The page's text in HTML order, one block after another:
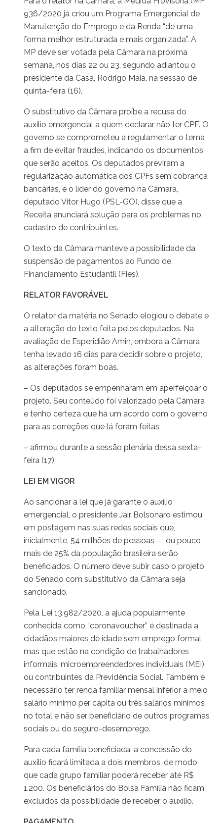
936/2020 já criou um Programa Emergencial de
Manutenção do Emprego e da Renda “de uma
forma melhor estruturada e mais organizada”. A
MP deve ser votada pela Câmara na próxima
semana, nos dias 22 ou 23, segundo adiantou o
presidente da Casa, Rodrigo Maia, na sessão de
quinta-feira (16).
O substitutivo da Câmara proíbe a recusa do
auxílio emergencial a quem declarar não ter CPF. O
governo se comprometeu a regulamentar o tema
a fim de evitar fraudes, indicando os documentos
que serão aceitos. Os deputados previram a
regularização automática dos CPFs sem cobrança
bancárias, e o líder do governo na Câmara,
deputado Vitor Hugo (PSL-GO), disse que a
Receita anunciará solução para os problemas no
cadastro de contribuintes.
O texto da Câmara manteve a possibilidade da
suspensão de pagamentos ao Fundo de
Financiamento Estudantil (Fies).
RELATOR FAVORÁVEL
O relator da matéria no Senado elogiou o debate e
a alteração do texto feita pelos deputados. Na
avaliação de Esperidião Amin, embora a Câmara
tenha levado 16 dias para decidir sobre o projeto,
as alterações foram boas.
– Os deputados se empenharam em aperfeiçoar o
projeto. Seu conteúdo foi valorizado pela Câmara
e tenho certeza que há um acordo com o governo
para as correções que lá foram feitas
– afirmou durante a sessão plenária dessa sexta-
feira (17).
LEI EM VIGOR
Ao sancionar a lei que já garante o auxílio
emergencial, o presidente Jair Bolsonaro estimou
em postagem nas suas redes sociais que,
inicialmente, 54 milhões de pessoas — ou pouco
mais de 25% da população brasileira serão
beneficiados. O número deve subir caso o projeto
do Senado com substitutivo da Câmara seja
sancionado.
Pela Lei 13.982/2020, a ajuda popularmente
conhecida como “coronavoucher” é destinada a
cidadãos maiores de idade sem emprego formal,
mas que estão na condição de trabalhadores
informais, microempreendedores individuais (MEI)
ou contribuintes da Previdência Social. Também é
necessário ter renda familiar mensal inferior a meio
salário mínimo per capita ou três salários mínimos
no total e não ser beneficiário de outros programas
sociais ou do seguro-desemprego.
Para cada família beneficiada, a concessão do
auxílio ficará limitada a dois membros, de modo
que cada grupo familiar poderá receber até R$
1.200. Os beneficiários do Bolsa Família não ficam
excluídos da possibilidade de receber o auxílio.